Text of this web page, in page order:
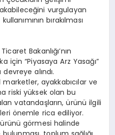
vurgulayan
bırakılması
Ticaret Bakanlığı’nın
için “Piyasaya Arz Yasağı”
alındı.
ayakkabıcılar ve
riski yüksek olan bu
vatandaşların, ürünü ilgili
önemle rica ediliyor.
görmesi halinde